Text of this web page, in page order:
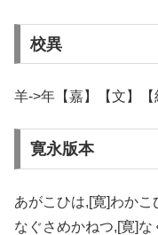
校異
羊->年【嘉】【文】【
寛永版本
あがこひは,[寛]わかこ
なぐさめかねつ,[寛]な